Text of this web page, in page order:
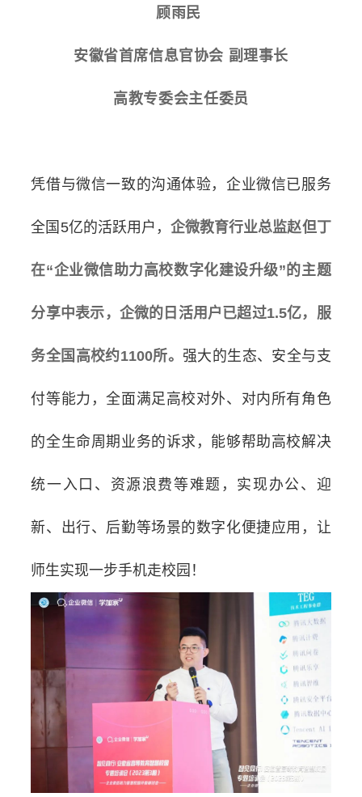
顾雨民
安徽省首席信息官协会 副理事长
高教专委会主任委员
凭借与微信一致的沟通体验，企业微信已服务
全国5亿的活跃用户， 企微教育行业总监赵但丁
在“企业微信助力高校数字化建设升级”的主题
分享中表示，企微的 日活用户已超过1.5亿，服
务全国高校约1100所。 强大的生态、安全与支
付等能力，全面满足高校对外、对内所有角色
的全生命周期业务的诉求，能够帮助高校解决
统一入口、资源浪费等难题，实现办公、迎
新、出行、后勤等场景的数字化便捷应用，让
师生实现一步手机走校园！